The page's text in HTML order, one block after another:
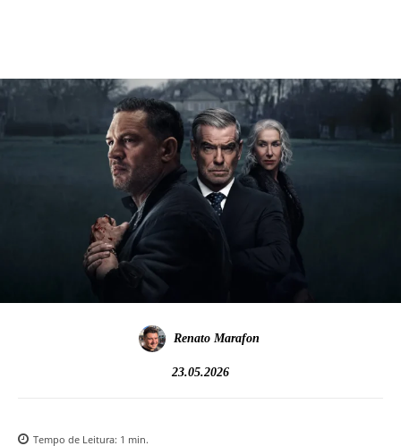
Renato Marafon
23.05.2026
Tempo de Leitura: 1 min.